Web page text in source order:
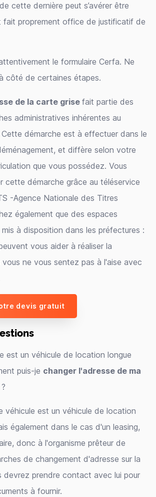
cette dernière peut s’avérer être
fait proprement office de justificatif de
le formulaire Cerfa. Ne
côté de certaines étapes.
de la carte grise fait partie des
administratives inhérentes au
démarche est à effectuer dans le
et diffère selon votre
que vous possédez. Vous
cette démarche grâce au téléservice
-Agence Nationale des Titres
également que des espaces
à disposition dans les préfectures :
vous aider à réaliser la
ne vous sentez pas à l'aise avec
devis gratuit
est un véhicule de location longue
puis-je changer l'adresse de ma
?
véhicule est un véhicule de location
également dans le cas d'un leasing,
donc à l'organisme prêteur de
de changement d'adresse sur la
devrez prendre contact avec lui pour
à fournir.